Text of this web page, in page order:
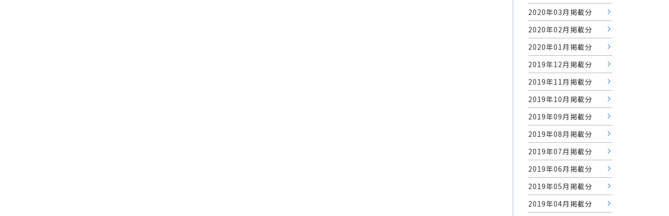
2020年03月掲載分
2020年02月掲載分
2020年01月掲載分
2019年12月掲載分
2019年11月掲載分
2019年10月掲載分
2019年09月掲載分
2019年08月掲載分
2019年07月掲載分
2019年06月掲載分
2019年05月掲載分
2019年04月掲載分